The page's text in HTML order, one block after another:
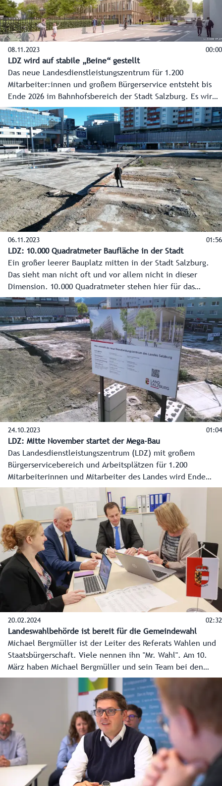
08.11.2023 00:00
LDZ wird auf stabile „Beine“ gestellt
Das neue Landesdienstleistungszentrum für 1.200
Mitarbeiter:innen und großem Bürgerservice entsteht bis
Ende 2026 im Bahnhofsbereich der Stadt Salzburg. Es wird
das modernste Verwaltungsgebäude Österreichs. Im Video
die Eckpunkte zum Projekt mit dem Stand 8.11.2023.
06.11.2023 01:56
LDZ: 10.000 Quadratmeter Baufläche in der Stadt
Ein großer leerer Bauplatz mitten in der Stadt Salzburg.
Das sieht man nicht oft und vor allem nicht in dieser
Dimension. 10.000 Quadratmeter stehen hier für das
modernste Verwaltungsgebäude Österreichs – das neue
Landesdienstleistungszentrum - zur Verfügung. Doch bevor
das Gebäude wachsen kann, geht es in die Tiefe. Rund 250
Pfähle, die 40 Meter in den Boden gebohrt werden,
werden die Basis sein – ein Hauch von Venedig, doch viel
moderner.
24.10.2023 01:04
LDZ: Mitte November startet der Mega-Bau
Das Landesdienstleistungszentrum (LDZ) mit großem
Bürgerservicebereich und Arbeitsplätzen für 1.200
Mitarbeiterinnen und Mitarbeiter des Landes wird Ende
2026 fertig sein. Im Bahnhofsbereich sind die
Abrissarbeiten der alten Gebäude nun erledigt, es kann
Neues entstehen. Baustart ist Mitte November.
20.02.2024 02:32
Landeswahlbehörde ist bereit für die Gemeindewahl
Michael Bergmüller ist der Leiter des Referats Wahlen und
Staatsbürgerschaft. Viele nennen ihn "Mr. Wahl". Am 10.
März haben Michael Bergmüller und sein Team bei den
Gemeindewahlen wieder viel zu tun, damit alles korrekt